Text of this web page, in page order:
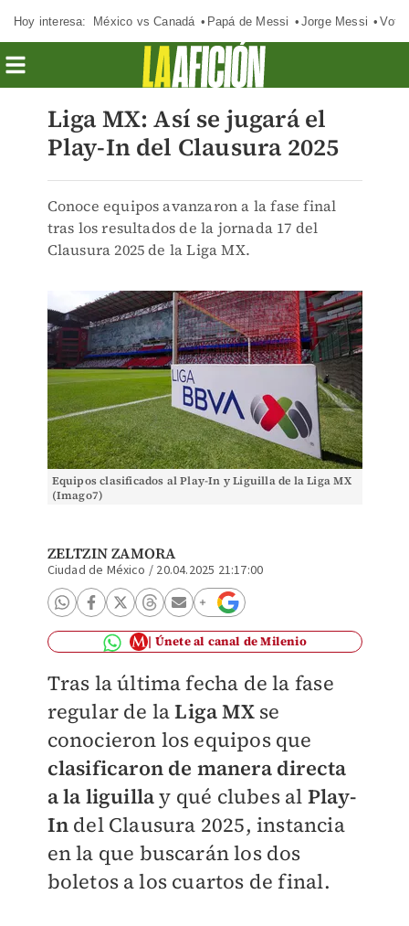
Hoy interesa: México vs Canadá Papá de Messi Jorge Messi
Liga MX: Así se jugará el
Play-In del Clausura 2025
Conoce equipos avanzaron a la fase final
tras los resultados de la jornada 17 del
Clausura 2025 de la Liga MX.
Equipos clasificados al Play-In y Liguilla de la Liga MX
(Imago7)
ZELTZIN ZAMORA
Ciudad de México / 20.04.2025 21:17:00
Únete al canal de Milenio
Tras la última fecha de la fase
regular de laLiga MXse
conocieron los equipos que
clasificaron de manera directa
a la liguillay qué clubes al Play-
Indel Clausura 2025, instancia
en la que buscarán los dos
boletos a los cuartos de final.